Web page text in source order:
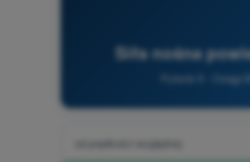
Siła nośna
Pytanie 9 - Osiągi
od prędkości względnej